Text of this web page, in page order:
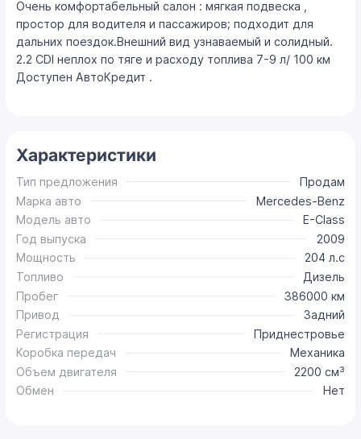
Очень комфортабельный салон : мягкая подвеска ,
простор для водителя и пассажиров; подходит для
дальних поездок.Внешний вид узнаваемый и солидный.
2.2 CDI неплох по тяге и расходу топлива 7-9 л/ 100 км
Доступен АвтоКредит .
Характеристики
Тип предложения
Продам
Марка авто
Mercedes-Benz
Модель авто
E-Class
Год выпуска
2009
Мощность
204 л.с
Топливо
Дизель
Пробег
386000 км
Привод
Задний
Регистрация
Приднестровье
Коробка передач
Механика
Объем двигателя
2200 см³
Обмен
Нет